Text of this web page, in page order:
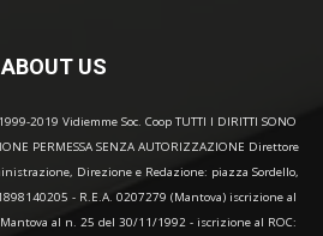
ABOUT US
2019 Vidiemme Soc. Coop TUTTI I DIRITTI SONO
PERMESSA SENZA AUTORIZZAZIONE Direttore
Direzione e Redazione: piazza Sordello,
- R.E.A. 0207279 (Mantova) iscrizione al
al n. 25 del 30/11/1992 - iscrizione al ROC: